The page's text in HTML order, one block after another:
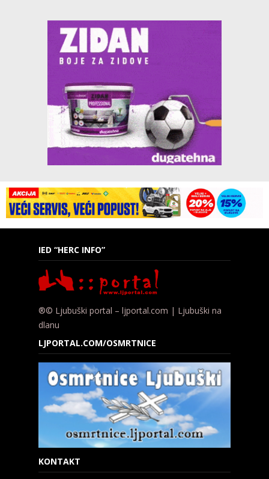
IED “HERC INFO”
®© Ljubuški portal – ljportal.com | Ljubuški na
dlanu
LJPORTAL.COM/OSMRTNICE
KONTAKT